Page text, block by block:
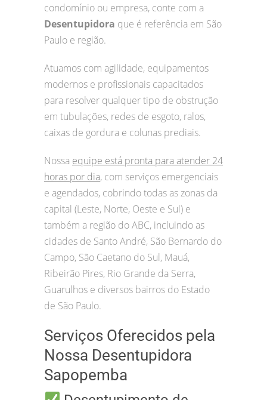
condomínio ou empresa, conte com a
Desentupidora que é referência em São
Paulo e região.
Atuamos com agilidade, equipamentos
modernos e profissionais capacitados
para resolver qualquer tipo de obstrução
em tubulações, redes de esgoto, ralos,
caixas de gordura e colunas prediais.
Nossa equipe está pronta para atender 24
horas por dia, com serviços emergenciais
e agendados, cobrindo todas as zonas da
capital (Leste, Norte, Oeste e Sul) e
também a região do ABC, incluindo as
cidades de Santo André, São Bernardo do
Campo, São Caetano do Sul, Mauá,
Ribeirão Pires, Rio Grande da Serra,
Guarulhos e diversos bairros do Estado
de São Paulo.
Serviços Oferecidos pela
Nossa Desentupidora
Sapopemba